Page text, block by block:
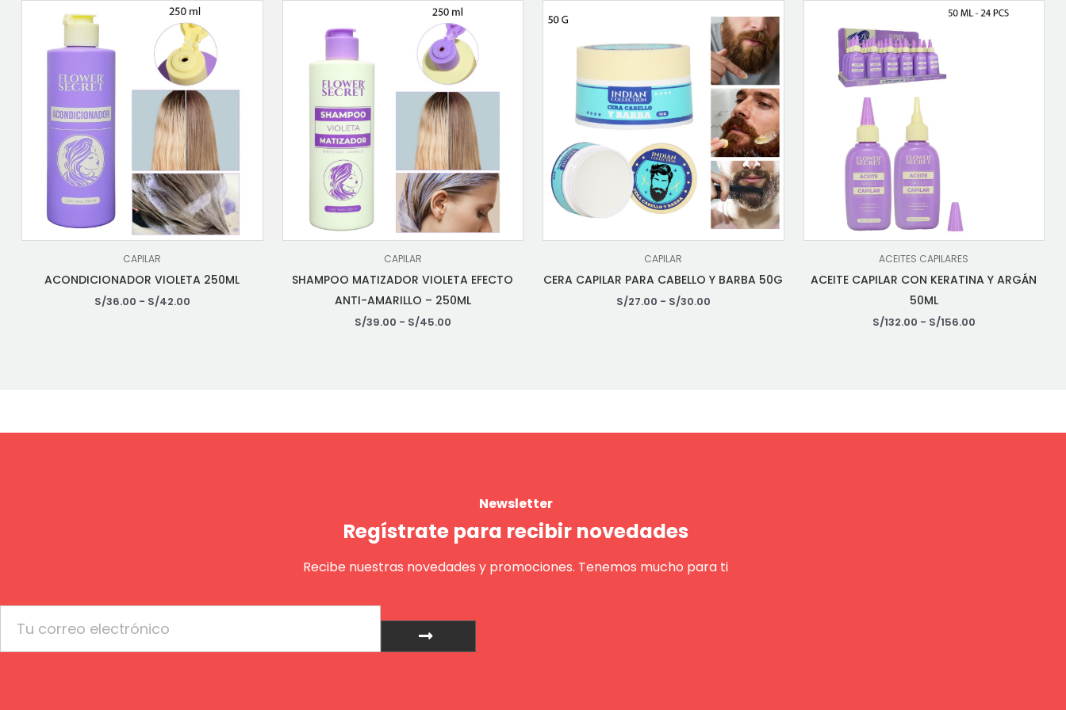
CAPILAR
ACONDICIONADOR VIOLETA 250ML
S/36.00 - S/42.00
CAPILAR
SHAMPOO MATIZADOR VIOLETA EFECTO
ANTI-AMARILLO – 250ML
S/39.00 - S/45.00
CAPILAR
CERA CAPILAR PARA CABELLO Y BARBA 50G
S/27.00 - S/30.00
ACEITES CAPILARES
ACEITE CAPILAR CON KERATINA Y ARGÁN
50ML
S/132.00 - S/156.00
Newsletter
Regístrate para recibir novedades
Recibe nuestras novedades y promociones. Tenemos mucho para ti
Enviar